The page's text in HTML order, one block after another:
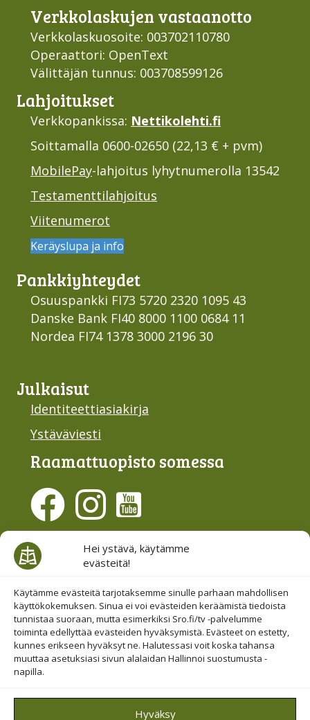
Hei ystävä, käytämme
evästeitä!
Käytämme evästeitä tarjotaksemme sinulle parhaan mahdollisen
käyttökokemuksen. Sinua ei voi evästeiden keräämistä tiedoista
tunnistaa suoraan, mutta esimerkiksi Sro.fi/tv -palvelumme
toiminta edellyttää evästeiden hyväksymistä. Evästeet on estetty,
kunnes erikseen hyväksyt ne. Halutessasi voit koska tahansa
muuttaa asetuksiasi sivun alalaidan Hallinnoi suostumusta -
napilla.
Hyväksy
Verkko­laskujen vastaan­otto
Verkkolaskuosoite: 003702110780
Operaattori: OpenText
Välittäjän tunnus: 003708599126
Lahjoi­tukset
Verkkopankissa: Nettikolehti.fi
Soittamalla 0600-02650 (22,13 € + pvm)
MobilePay-lahjoitus lyhytnumerolla 13542
Testamenttilahjoitus
Viitenumerot
Keräyslupa ja info
Pankki­yhteydet
Osuuspankki FI73 5720 2320 1095 43
Danske Bank FI40 8000 1100 0684 11
Nordea FI74 1378 3000 2196 30
Julkaisut
Identiteettiasiakirja
Ystäväviesti
Raamattu­opisto somessa
Evästesuostumus
Hallinnoi evästeitä
Etsi sivuiltamme
© 2019-2026 Suomen Raamattuopiston Säätiö